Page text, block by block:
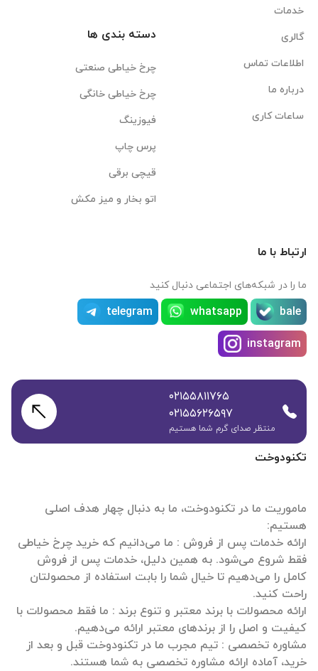
تکنودوخت
ماموریت ما در تکنودوخت، ما به دنبال چهار هدف اصلی
ارائه خدمات پس از فروش : ما می‌دانیم که خرید چرخ خیاطی
فقط شروع می‌شود. به همین دلیل، خدمات پس از فروش
کامل را می‌دهیم تا خیال شما را بابت استفاده از محصولتان
ارائه محصولات با برند معتبر و تنوع برند : ما فقط محصولات با
مشاوره تخصصی : تیم مجرب ما در تکنودوخت قبل و بعد از
خدمات
گالری
اطلاعات تماس
درباره ما
ساعات کاری
دسته بندی ها
چرخ خیاطی صنعتی
چرخ خیاطی خانگی
فیوزینگ
پرس چاپ
قیچی برقی
اتو بخار و میز مکش
ارتباط با ما
ما را در شبکه‌های اجتماعی دنبال کنید
bale
whatsapp
telegram
instagram
۰۲۱۵۵۸۱۱۷۶۵
۰۲۱۵۵۶۲۶۵۹۷
منتظر صدای گرم شما هستیم